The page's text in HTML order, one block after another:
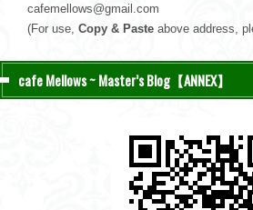
cafemellows@gmail.com
(For use, Copy & Paste above address,
cafe Mellows ~ Master’s Blog【ANNEX】